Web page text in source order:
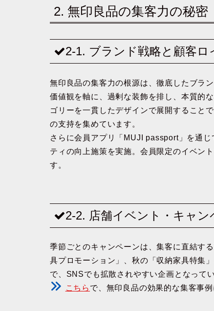
2. 無印良品の集客力の秘密
2-1. ブランド戦略と顧客
無印良品の集客力の根源は、徹底したブラ
価値観を軸に、過剰な装飾を排し、本質的
ゴリーを一貫したデザインで展開すること
の支持を集めています。
さらに会員アプリ「MUJI passport」を通
ティの向上施策を実施。会員限定のイベン
す。
2-2. 店舗イベント・キャン
季節ごとのキャンペーンは、集客に直結す
具プロモーション」、秋の「収納家具特集
で、SNSでも拡散されやすい企画となってい
こちら で、無印良品の効果的な集客事